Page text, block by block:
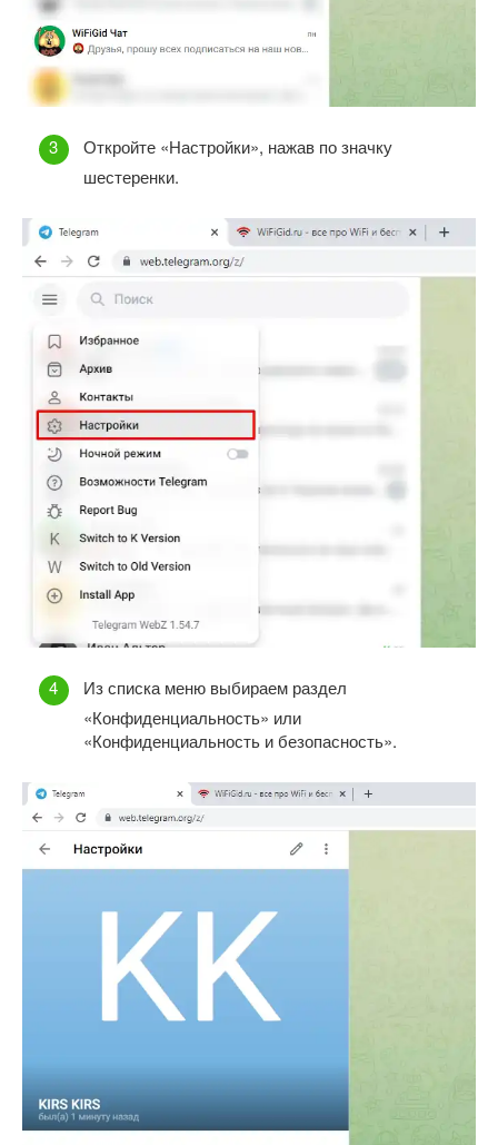
Откройте «Настройки», нажав по значку
шестеренки.
Из списка меню выбираем раздел
«Конфиденциальность» или
«Конфиденциальность и безопасность».